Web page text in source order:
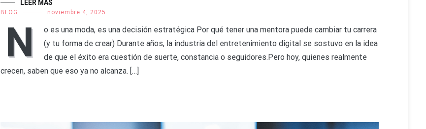
LEER MÁS
BLOG noviembre 4, 2025
N
o es una moda, es una decisión estratégica Por qué tener una mentora puede cambiar tu carrera
(y tu forma de crear) Durante años, la industria del entretenimiento digital se sostuvo en la idea
de que el éxito era cuestión de suerte, constancia o seguidores.Pero hoy, quienes realmente
crecen, saben que eso ya no alcanza. […]